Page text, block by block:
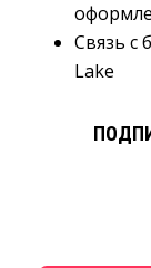
Связь с
Lake